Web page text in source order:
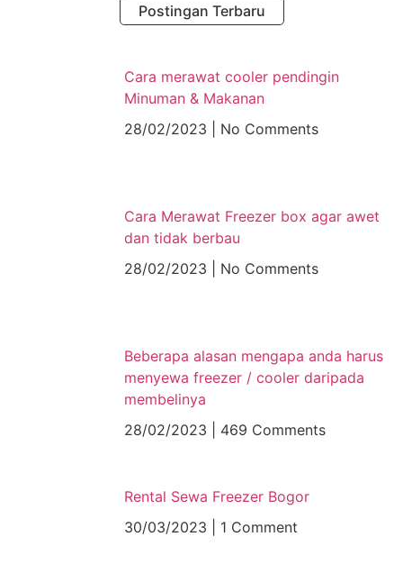
Postingan Terbaru
Cara merawat cooler pendingin
Minuman & Makanan
28/02/2023
No Comments
Cara Merawat Freezer box agar awet
dan tidak berbau
28/02/2023
No Comments
Beberapa alasan mengapa anda harus
menyewa freezer / cooler daripada
membelinya
28/02/2023
469 Comments
Rental Sewa Freezer Bogor
30/03/2023
1 Comment